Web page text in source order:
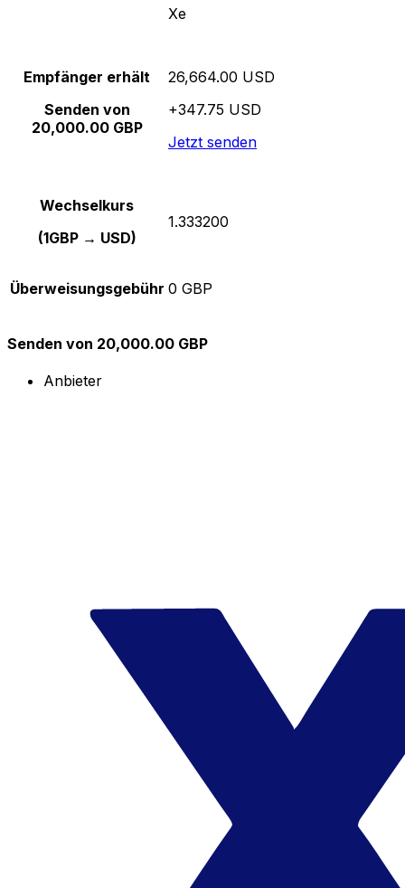
Xe
Empfänger erhält
Senden von
20,000.00 GBP
26,664.00 USD
+347.75 USD
Jetzt senden
Wechselkurs
(1GBP → USD)
1.333200
Überweisungsgebühr 0 GBP
Senden von 20,000.00 GBP
Anbieter